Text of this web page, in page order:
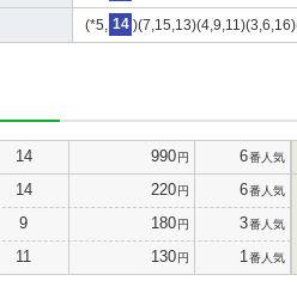
(*5, 14
14 990円 6番人気
14 220円 6番人気
9 180円 3番人気
11 130円 1 番人気